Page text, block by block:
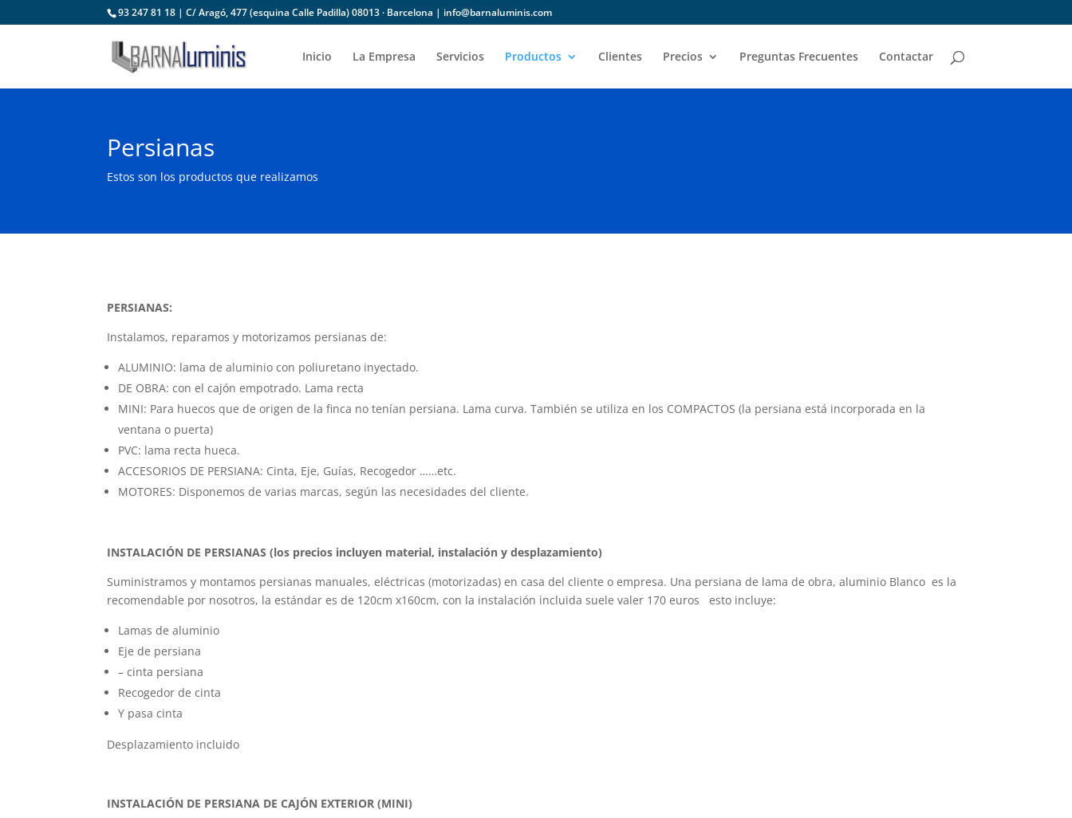
93 247 81 18 | C/ Aragó, 477 (esquina Calle Padilla) 08013 · Barcelona | info@barnaluminis.com
Inicio La Empresa Servicios Productos Clientes Precios Preguntas Frecuentes Contactar
Persianas
Estos son los productos que realizamos
PERSIANAS:
Instalamos, reparamos y motorizamos persianas de:
ALUMINIO: lama de aluminio con poliuretano inyectado.
DE OBRA: con el cajón empotrado. Lama recta
MINI: Para huecos que de origen de la finca no tenían persiana. Lama curva. También se utiliza en los COMPACTOS (la persiana está incorporada en la
ventana o puerta)
PVC: lama recta hueca.
ACCESORIOS DE PERSIANA: Cinta, Eje, Guías, Recogedor ……etc.
MOTORES: Disponemos de varias marcas, según las necesidades del cliente.
INSTALACIÓN DE PERSIANAS (los precios incluyen material, instalación y desplazamiento)
Suministramos y montamos persianas manuales, eléctricas (motorizadas) en casa del cliente o empresa. Una persiana de lama de obra, aluminio Blanco es la
recomendable por nosotros, la estándar es de 120cm x160cm, con la instalación incluida suele valer 170 euros esto incluye:
Lamas de aluminio
Eje de persiana
– cinta persiana
Recogedor de cinta
Y pasa cinta
Desplazamiento incluido
INSTALACIÓN DE PERSIANA DE CAJÓN EXTERIOR (MINI)